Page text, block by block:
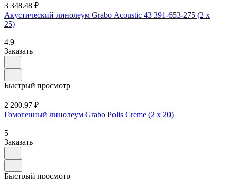
3 348.48 ₽
Акустический линолеум Grabo Acoustic 43 391-653-275 (2 х
25)
4.9
Заказать
Быстрый просмотр
2 200.97 ₽
Гомогенный линолеум Grabo Polis Creme (2 х 20)
5
Заказать
Быстрый просмотр